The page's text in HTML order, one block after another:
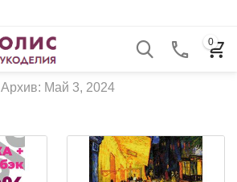
0
Архив: Май 3, 2024